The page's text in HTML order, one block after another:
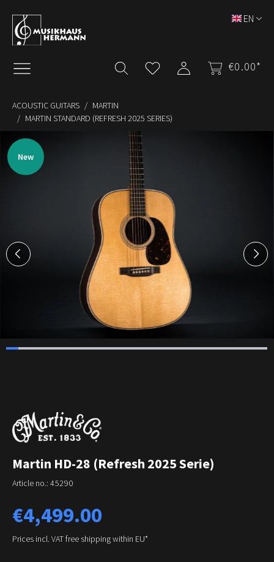
Skip to main content
€0.00*
EN
ACOUSTIC GUITARS
MARTIN
MARTIN STANDARD (REFRESH 2025 SERIES)
Skip image gallery
New
Martin HD-28 (Refresh 2025 Serie)
Article no.: 45290
Regular price:
€4,499.00
Prices incl. VAT free shipping within EU*